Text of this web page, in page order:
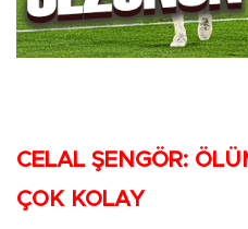
CELAL ŞENGÖR:
ÇOK KOLAY